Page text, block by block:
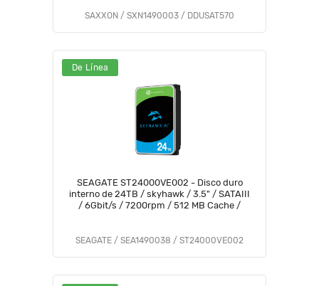
SAXXON / SXN1490003 / DDUSAT570
De Línea
SEAGATE ST24000VE002 - Disco duro
interno de 24TB / skyhawk / 3.5" / SATAIII
/ 6Gbit/s / 7200rpm / 512 MB Cache /
SEAGATE / SEA1490038 / ST24000VE002